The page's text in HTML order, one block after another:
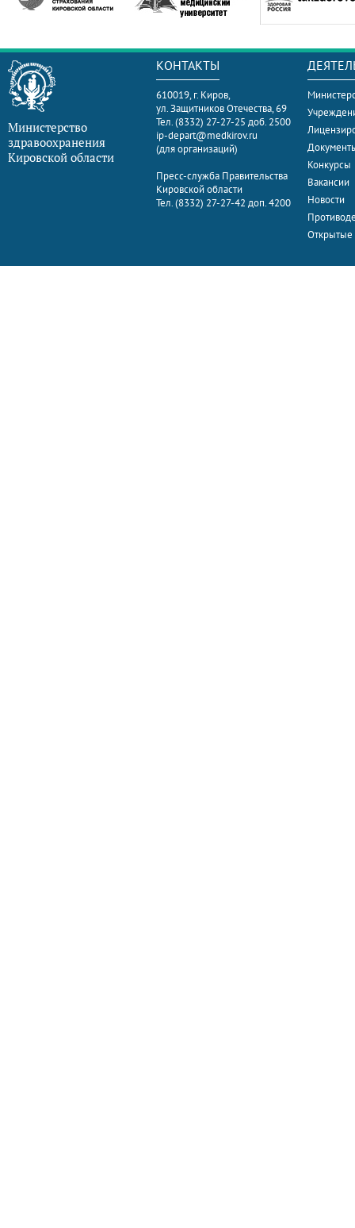
Министерство
здравоохранения
Кировской области
КОНТАКТЫ
610019, г. Киров,
ул. Защитников Отечества, 69
Тел. (8332) 27-27-25 доб. 2500
ip-depart@medkirov.ru
(для организаций)
Пресс-служба Правительства
Кировской области
Тел. (8332) 27-27-42 доп. 4200
Конкурсы
Вакансии
Новости